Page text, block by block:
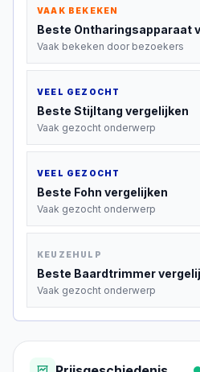
VAAK BEKEKEN
Beste Ontharingsapparaat
Vaak bekeken door bezoekers
VEEL GEZOCHT
Beste Stijltang vergelijken
Vaak gezocht onderwerp
VEEL GEZOCHT
Beste Fohn vergelijken
Vaak gezocht onderwerp
KEUZEHULP
Beste Baardtrimmer
Vaak gezocht onderwerp